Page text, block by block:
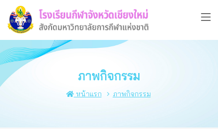
ภาพกิจกรรม
หน้าแรก ภาพกิจกรรม